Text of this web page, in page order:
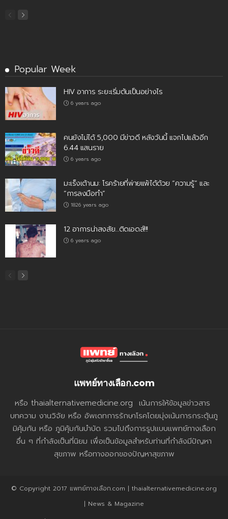
Popular Week
HIV อาการ ระยะเริ่มต้นเป็นอย่างไร
6 years ago
คนยังไม่ได้ 5,000 มีข่าวดี หลังวันนี้ แจกไปแล้วอีก
6.44 แสนราย
6 years ago
มะเร็งเต้านม: โรคร้ายที่พ่ายแพ้ได้ด้วย “ความรู้” และ
“การลงมือทำ”
1826 years ago
12 อาการน่าสงสัย…ติดเอดส์!!!
6 years ago
แพทย์ทางเลือก.com
หรือ thaialternativemedicine.org เน้นการให้ข้อมูลข่าวสาร
บทความ งานวิจัย หรือ อัพเดทการรักษาโรคโดยมุ่งเน้นการกระตุ้นภู
มิคุ้มกัน หรือ ภูมิคุ้มกันบำบัด รวมไปถึงการรูปแบบแพทย์ทางเลือก
อื่น ๆ ที่กำลังเป็นที่นิยม เพื่อเป็นข้อมูลสำหรับท่านที่กำลังมีปัญหา
สุขภาพ หรือทางออกของปัญหาสุขภาพ
© Copyright 2017 แพทย์ทางเลือก.com | thaialternativemedicine.org
| News & Magazine